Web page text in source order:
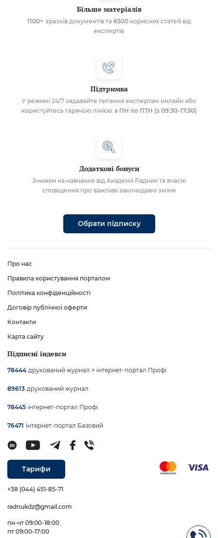
Більше матеріалів
1100+ зразків документів та 6500корисних статей від
експертів
Підтримка
У режимі 24/7 задавайте питання експертам онлайн або
користуйтесь гарячою лінією з ПН по ПТН (з 09:30-17:30)
Додаткові бонуси
Знижки на навчання від Академії Радник та вчасні
сповіщення про важливі законодавчі зміни
Обрати підписку
Про нас
Правила користування порталом
Політика конфіденційності
Договір публічної оферти
Контакти
Карта сайту
Підписні індекси
78444 друкований журнал + інтернет-портал Профі
89613 друкований журнал
78445 інтернет-портал Профі
76471 інтернет-портал Базовий
Тарифи
+38 (044) 451-85-71
radnukdz@gmail.com
пн-чт 09:00-18:00
пт 09:00-17:00